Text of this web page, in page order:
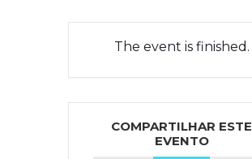
The event is finished.
COMPARTILHAR ESTE
EVENTO